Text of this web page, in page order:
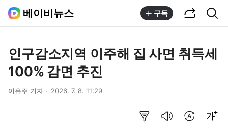
베이비뉴스 구독
인구감소지역 이주해 집 사면 취득세
100% 감면 추진
이유주 기자 2026. 7. 8. 11:29